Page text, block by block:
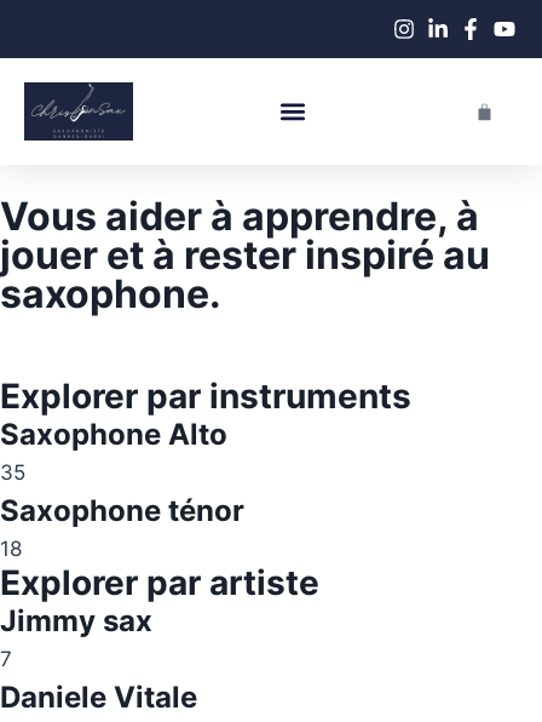
Vous aider à apprendre, à
jouer et à rester inspiré au
saxophone.
Explorer par instruments
Saxophone Alto
35
Saxophone ténor
18
Explorer par artiste
Jimmy sax
7
Daniele Vitale